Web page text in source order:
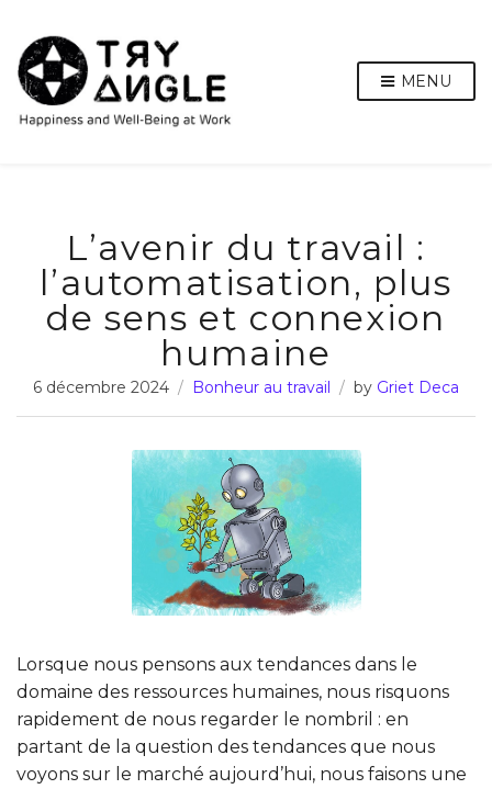
MENU
L’avenir du travail :
l’automatisation, plus
de sens et connexion
humaine
6 décembre 2024 Bonheur au travail by Griet Deca
Lorsque nous pensons aux tendances dans le
domaine des ressources humaines, nous risquons
rapidement de nous regarder le nombril : en
partant de la question des tendances que nous
voyons sur le marché aujourd’hui, nous faisons une